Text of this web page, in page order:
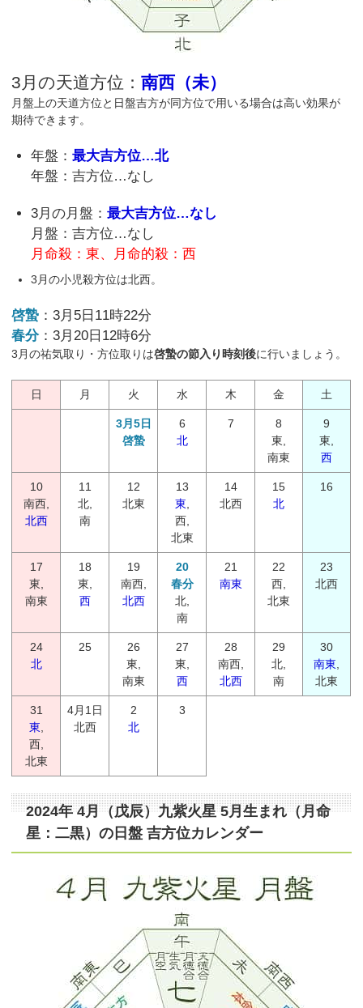
3月の天道方位：南西（未）
月盤上の天道方位と日盤吉方が同方位で用いる場合は高い効果が
期待できます。
年盤：最大吉方位…北
年盤：吉方位…なし
3月の月盤：最大吉方位…なし
月盤：吉方位…なし
月命殺：東、月命的殺：西
3月の小児殺方位は北西。
啓蟄 ：3月5日11時22分
春分 ：3月20日12時6分
3月の祐気取り・方位取りは啓蟄の節入り時刻後に行いましょう。
日 月 火 水 木 金 土
3月5日
啓蟄
6
北
7
8
東,
南東
9
東,
西
10
南西,
北西
11
北,
南
12
北東
13
東
西,
北東
14
北西
15
北
16
17
東,
南東
18
東,
西
19
南西,
北西
20
春分
北,
南
21
南東
22
西,
北東
23
北西
24
北
25
26
東,
南東
27
東,
西
28
南西,
北西
29
北,
南
30
南東
北東
31
東
西,
北東
4月1日
北西
2
北
3
2024年 4月（戊辰）九紫火星 5月生まれ（月命
星：二黒）の日盤 吉方位カレンダー